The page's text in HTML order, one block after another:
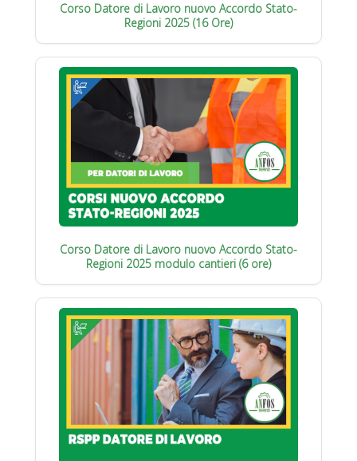
Corso Datore di Lavoro nuovo Accordo Stato-
Regioni 2025 (16 Ore)
Corso Datore di Lavoro nuovo Accordo Stato-
Regioni 2025 modulo cantieri (6 ore)